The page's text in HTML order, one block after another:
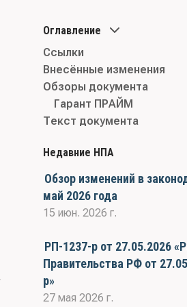
Оглавление
Ссылки
Внесённые изменения
Обзоры документа
Гарант ПРАЙМ
Текст документа
Недавние НПА
Обзор изменений в
май 2026 года
15 июн. 2026 г.
РП-1237-р от 27.05.2026
Правительства РФ от
р»
27 мая 2026 г.